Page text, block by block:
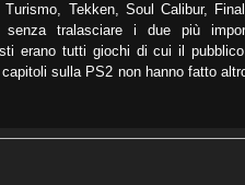
Tekken, Soul Calibur,
senza tralasciare i due più
erano tutti giochi di cui il
sulla PS2 non hanno fatto